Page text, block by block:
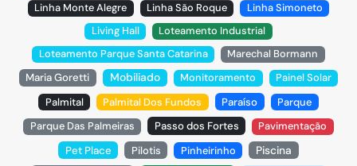
Linha Monte Alegre
Linha São Roque
Linha Simoneto
Living Hall
Loteamento Industrial
Loteamento Parque Santa Catarina
Marechal Bormann
Maria Goretti
Mobiliado Monitoramento
Painel Solar
Palmital
Palmital Dos Fundos Paraíso
Parque
Parque Das Palmeiras
Passo dos Fortes
Pavimentação
Pet Place
Pilotis Pinheirinho
Piscina